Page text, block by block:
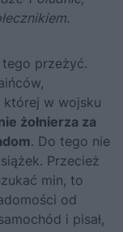
tego przeżyć.
w wojsku
żołnierza za
. Do tego nie
Przecież
min, to
od
i pisał,